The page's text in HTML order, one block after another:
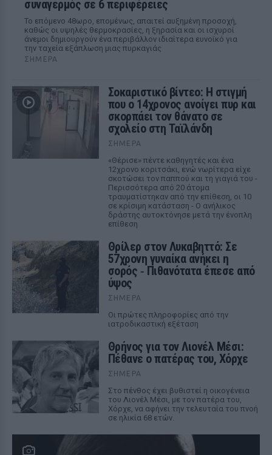
συναγερμός σε 6 περιφέρειες
Το επόμενο 48ωρο, επομένως, απαιτεί αυξημένη προσοχή,
καθώς οι υψηλές θερμοκρασίες, η ξηρασία και οι ισχυροί
άνεμοι δημιουργούν ένα περιβάλλον ιδιαίτερα ευνοϊκό για
την ταχεία εξάπλωση μιας πυρκαγιάς
ΣΉΜΕΡΑ
Σοκαριστικό βίντεο: Η στιγμή
που ο 14χρονος ανοίγει πυρ και
σκορπάει τον θάνατο σε
σχολείο στη Ταϊλάνδη
ΣΉΜΕΡΑ
«Θέρισε» πέντε καθηγητές και ένα
12χρονο κοριτσάκι, ενώ νωρίτερα είχε
σκοτώσει τον παππού και τη γιαγιά του -
Περισσότερα από 20 άτομα
τραυματίστηκαν από την επίθεση, οι 10
σε κρίσιμη κατάσταση - Ο ανήλικος
δράστης αυτοκτόνησε μετά την ένοπλη
επίθεση
Θρίλερ στον Λυκαβηττό: Σε
57χρονη γυναίκα ανήκει η
σορός ‑ Πιθανότατα έπεσε από
ύψος
ΣΉΜΕΡΑ
Οι πρώτες πληροφορίες από την
ιατροδικαστική εξέταση
Θρήνος για τον Λιονέλ Μέσι:
Πέθανε ο πατέρας του, Χόρχε
ΣΉΜΕΡΑ
Στο πένθος έχει βυθιστεί η οικογένεια
του Λιονέλ Μέσι, με τον πατέρα του,
Χόρχε, να αφήνει την τελευταία του πνοή
σε ηλικία 68 ετών.